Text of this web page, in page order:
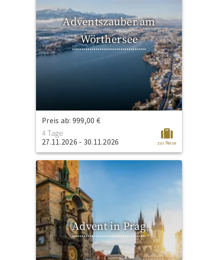
Adventszauber am
Wörthersee
Preis ab: 999,00 €
4 Tage
27.11.2026 - 30.11.2026
zur Reise
Advent in Prag